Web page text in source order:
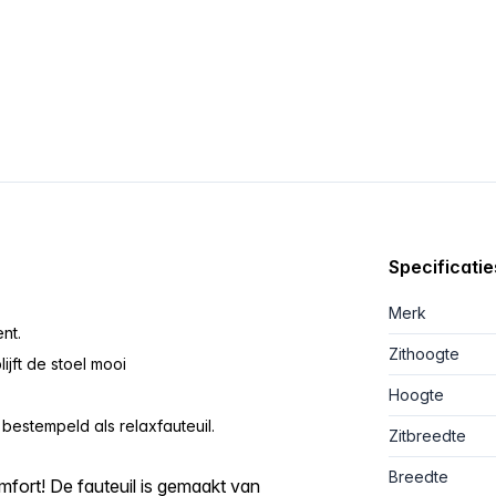
de stoel mooi
als relaxfauteuil.
De fauteuil is gemaakt van
Merk
Zithoogte
Hoogte
Zitbreedte
Breedte